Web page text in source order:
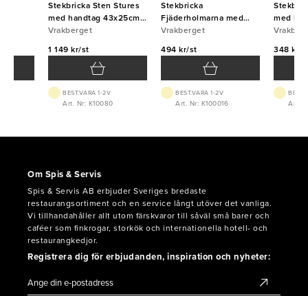
Stekbricka Sten Stures
med handtag 43x25cm
5mm Vrakberget
Vrakberget
1 149 kr/st
BEST.VARA 1-2V
Art. Nr: K10080
Stekbricka
Fjäderholmarna med
handtag 25x20cm 2mm
Vrakberget
494 kr/st
BEST.VARA 1-2V
Art. Nr: K100016
med
1,2mm
348 kr/
Art.
Om Spis & Servis
Spis & Servis AB erbjuder Sveriges bredaste
restaurangsortiment och en service långt utöver det vanliga.
Vi tillhandahåller allt utom färskvaror till såväl små barer och
caféer som finkrogar, storkök och internationella hotell- och
restaurangkedjor.
Registrera dig för erbjudanden, inspiration och nyheter: